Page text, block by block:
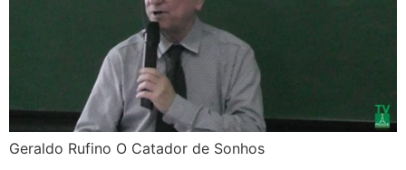
Geraldo Rufino O Catador de Sonhos